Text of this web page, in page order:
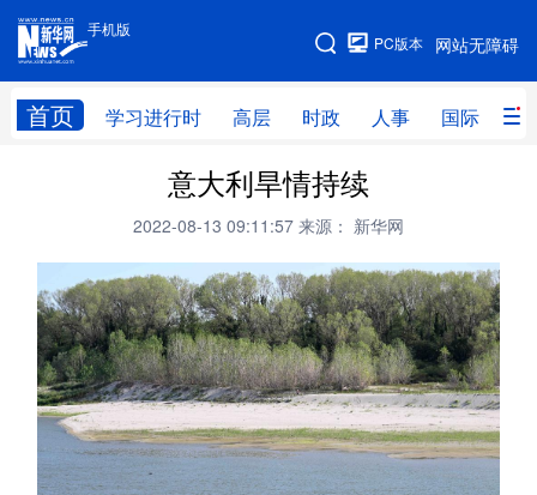
手机版
网站无障碍
PC版本
首页 学习进行时 高层 时政 人事 国际 财
手机版
网站地图
高层 时政
财经 网评
台湾 思客智库 全球连线 教育
科技 科创 量子 体育
文化 书画 健康 军事
访谈 视频 图片 政务
法律 中央文件 金融 汽车
意大利旱情持续
2022-08-13 09:11:57 来源： 新华网